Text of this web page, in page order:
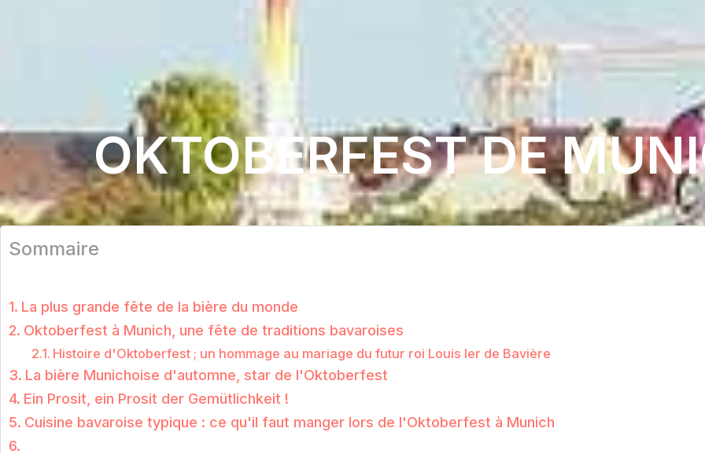
OKTOBERFEST DE
Sommaire
La plus grande fête de la bière du monde
Oktoberfest à Munich, une fête de traditions bavaroises
Histoire d'Oktoberfest ; un hommage au mariage du futur roi Louis Ier de Bavière
La bière Munichoise d'automne, star de l'Oktoberfest
Ein Prosit, ein Prosit der Gemütlichkeit !
Cuisine bavaroise typique : ce qu'il faut manger lors de l'Oktoberfest à Munich